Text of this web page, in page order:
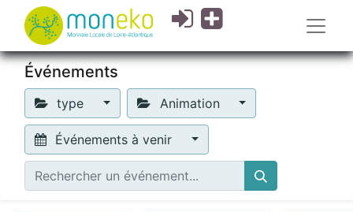
Événements
type Animation
Événements à venir